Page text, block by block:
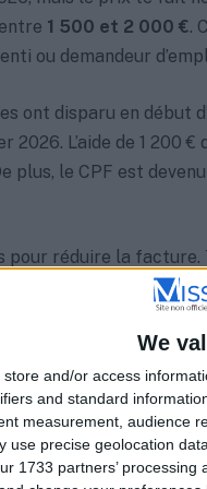
We
store and/or access
and standard
measurement, audience
use precise geolocation
1733 partners’
1 500 et 2 000 €.
ou demandeur
ont disparu en début
2026. L’aide de 1 200
plus, le CPF est
pour réduire la facture.
Ce guide te montre
monter ton dossier
financières pour les
aides
c’est fini